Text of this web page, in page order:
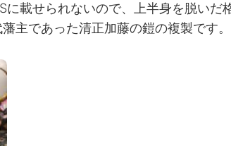
に載せられないので、上半身を脱いだ
主であった清正加藤の鎧の複製です。